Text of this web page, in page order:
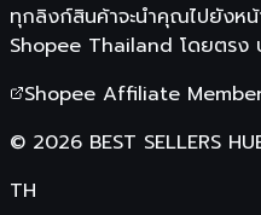
ทุกลิงก์สินค้าจะนำคุณไปยังหน้
Shopee Thailand โดยตรง
Shopee Affiliate
© 2026 BEST SELLERS
TH